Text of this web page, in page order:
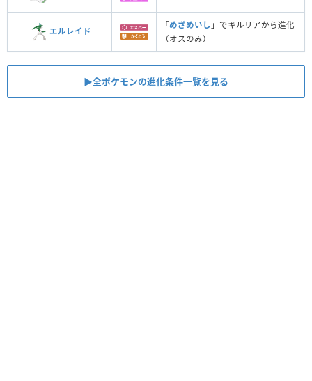
エルレイド
「めざめいし 」でキルリアから進化
（オスのみ）
▶︎全ポケモンの進化条件一覧を見る